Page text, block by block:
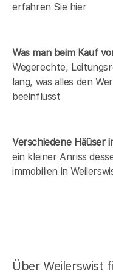
erfahren Sie hier
Was man beim Kauf
Wegerechte,
lang, was alles den
beeinflusst
Verschiedene Häüser
ein kleiner Anriss
immobilien in
Über Weilerswist